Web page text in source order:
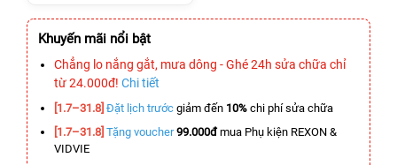
Khuyến mãi nổi bật
Chẳng lo nắng gắt, mưa dông - Ghé 24h sửa chữa chỉ
từ 24.000đ! Chi tiết
[1.7–31.8] Đặt lịch trước giảm đến 10% chi phí sửa chữa
[1.7–31.8] Tặng voucher 99.000đmua Phụ kiện REXON &
VIDVIE